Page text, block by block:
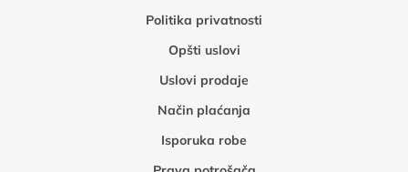
Politika privatnosti
Opšti uslovi
Uslovi prodaje
Način plaćanja
Isporuka robe